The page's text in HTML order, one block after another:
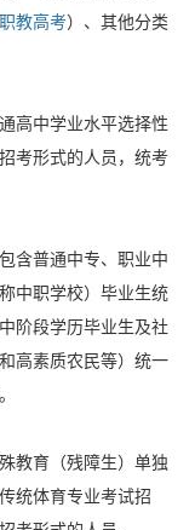
职教高考）、其他分类
高中学业水平选择性
考形式的人员，统考
含普通中专、职业中
中职学校）毕业生统
阶段学历毕业生及社
高素质农民等）统一
教育（残障生）单独
统体育专业考试招